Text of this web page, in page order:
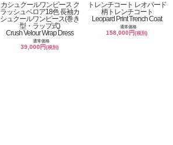
カシュクールワンピース ク
ラッシュベロア18色 長袖カ
シュクールワンピース(巻き
型・ラップ式)
Crush Velour Wrap Dress
通常価格
39,000円(税別)
トレンチコート レオパード
柄トレンチコート
Leopard Print Trench Coat
通常価格
158,000円(税別)